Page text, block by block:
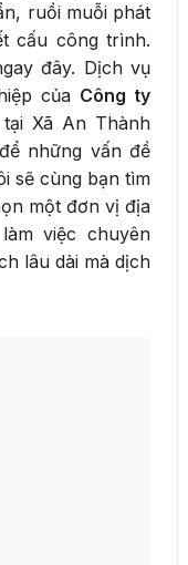
ruồi muỗi phát
cấu công trình.
đây. Dịch vụ
của Công ty
tại Xã An Thành
những vấn đề
sẽ cùng bạn tìm
một đơn vị địa
việc chuyên
lâu dài mà dịch